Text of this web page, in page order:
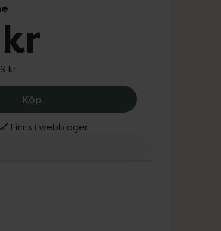
kr
Köp NIYADO Självhäftande Optiska
Finns i webblager